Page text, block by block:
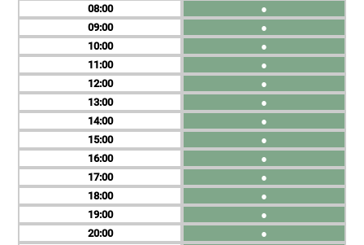
08
09
10
11
12
13
14
15
16
17
18
19
20
●
●
●
●
●
●
●
●
●
●
●
●
●